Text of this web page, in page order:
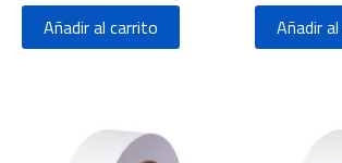
Añadir al carrito Añadir